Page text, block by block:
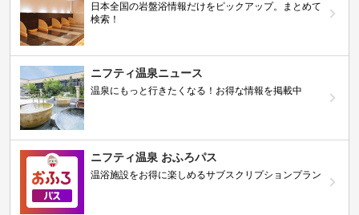
日本全国の岩盤浴情報だけをピックアップ。まとめて
検索！
ニフティ温泉ニュース
温泉にもっと行きたくなる！お得な情報を掲載中
ニフティ温泉 おふろパス
温浴施設をお得に楽しめるサブスクリプションプラン